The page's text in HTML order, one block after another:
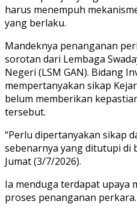
harus menempuh
yang berlaku.
Mandeknya penanganan
sorotan dari Lembaga
Negeri (LSM GAN). Bidang
mempertanyakan sikap
belum memberikan
tersebut.
“Perlu dipertanyakan sikap
sebenarnya yang ditutupi di
Jumat (3/7/2026).
Ia menduga terdapat upaya
proses penanganan perkara.